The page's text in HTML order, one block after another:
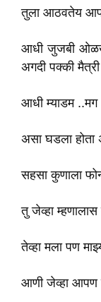
तुला आठवतेय
आधी जुजबी
अगदी पक्की मैत्री
आधी म्याडम
असा घडला होता
सहसा कुणाला
तु जेव्हा
तेव्हा मला पण
आणी जेव्हा आपण